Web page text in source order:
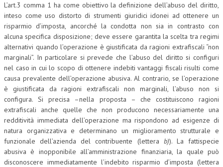
L’art.3 comma 1 ha come obiettivo la definizione dell’abuso del diritto,
inteso come uso distorto di strumenti giuridici idonei ad ottenere un
risparmio d’imposta, ancorché la condotta non sia in contrasto con
alcuna specifica disposizione; deve essere garantita la scelta tra regimi
alternativi quando l’operazione è giustificata da ragioni extrafiscali “non
marginali”. In particolare si prevede che l’abuso del diritto si configuri
nel caso in cui lo scopo di ottenere indebiti vantaggi fiscali risulti come
causa prevalente dell’operazione abusiva. Al contrario, se l’operazione
è giustificata da ragioni extrafiscali non marginali, l’abuso non si
configura. Si precisa –nella proposta – che costituiscono ragioni
extrafiscali anche quelle che non producono necessariamente una
redditività immediata dell’operazione ma rispondono ad esigenze di
natura organizzativa e determinano un miglioramento strutturale e
funzionale dell’azienda del contribuente (lettera b)). La fattispecie
abusiva è inopponibile all’amministrazione finanziaria, la quale può
disconoscere immediatamente l’indebito risparmio d’imposta (lettera